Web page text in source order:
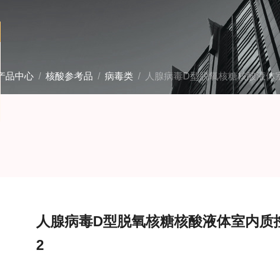
产品中心 / 核酸参考品 / 病毒类 / 人腺病毒D型脱氧核糖核酸液体
人腺病毒D型脱氧核糖核酸液体室内质
2